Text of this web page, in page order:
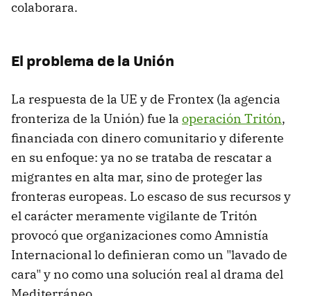
colaborara.
El problema de la Unión
La respuesta de la UE y de Frontex (la agencia
fronteriza de la Unión) fue la operación Tritón,
financiada con dinero comunitario y diferente
en su enfoque: ya no se trataba de rescatar a
migrantes en alta mar, sino de proteger las
fronteras europeas. Lo escaso de sus recursos y
el carácter meramente vigilante de Tritón
provocó que organizaciones como Amnistía
Internacional lo definieran como un "lavado de
cara" y no como una solución real al drama del